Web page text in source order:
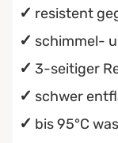
resistent
schimmel-
3-seitiger
schwer
bis 95°C